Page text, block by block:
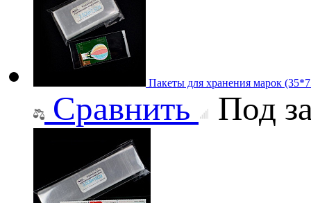
Пакеты для хранения марок
Сравнить Под